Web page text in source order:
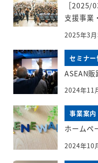
［2025/
支援事業
2025年3
セミナー
ASEAN
2024年11
事業案内
ホームペ
2024年10